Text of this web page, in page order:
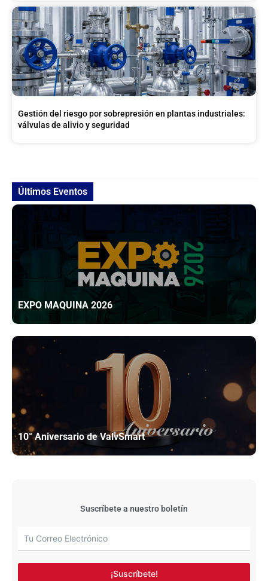
Gestión del riesgo por sobrepresión en plantas industriales:
válvulas de alivio y seguridad
Últimos Eventos
EXPO MAQUINA 2026
10° Aniversario de ValvSmart
Suscríbete a nuestro boletín
¡Suscríbete!